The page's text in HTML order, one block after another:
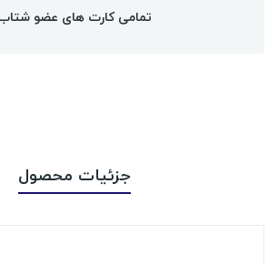
تمامی کارت های عضو
جزئیات محصول